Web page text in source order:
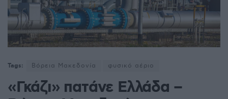
Tags: Βόρεια Μακεδονία φυσικό αέριο
«Γκάζι» πατάνε Ελλάδα –